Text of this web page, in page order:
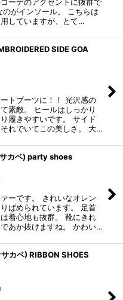
がインソール。 こちらは
していますが、とて…
SIDE GOA
トブーツに！！ 光沢感の
素敵。 ヒールはしっかり
履きやすいです。 サイド
れでいてこの美しさ。 大…
カベ) party shoes
ーです。 きれいなオレン
ばめられています。 足首
着心地も抜群。 靴にきれ
あか抜けますね。 かわい…
カベ) RIBBON SHOES